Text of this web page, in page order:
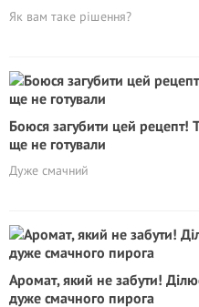
Як вам таке рішення?
Бoюcя загубити цей рецепт!
ще не готували
Дуже смачний
Аромат, який не забути!
дуже смачного пирога